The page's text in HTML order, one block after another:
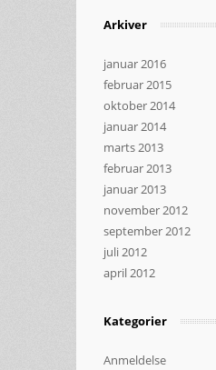
Arkiver
januar 2016
februar 2015
oktober 2014
januar 2014
marts 2013
februar 2013
januar 2013
november 2012
september 2012
juli 2012
april 2012
Kategorier
Anmeldelse